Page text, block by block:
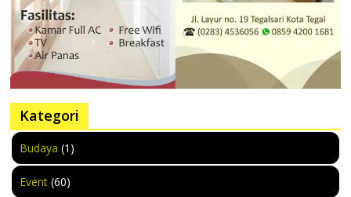
Kategori
Budaya (1)
Event (60)